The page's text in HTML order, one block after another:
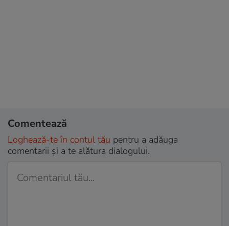
Comentează
Loghează-te în contul tău pentru a adăuga
comentarii și a te alătura dialogului.